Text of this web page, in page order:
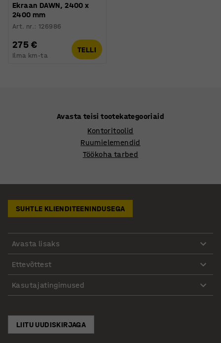
Ekraan DAWN, 2400 x
2400 mm
Art. nr.:126986
275 €
Ilma km-ta
TELLI
Avasta teisi tootekategooriaid
Kontoritoolid
Ruumielemendid
Töökoha tarbed
SUHTLE KLIENDITEENINDUSEGA
Avasta lisaks
Ettevõttest
Kasutajatingimused
LIITU UUDISKIRJAGA